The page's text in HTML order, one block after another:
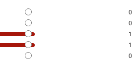
0
0
1
1
0